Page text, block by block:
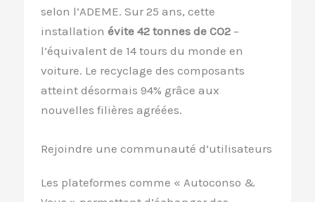
selon l’ADEME. Sur 25 ans, cette
installation évite 42 tonnes de CO2 –
l’équivalent de 14 tours du monde en
voiture. Le recyclage des composants
atteint désormais 94% grâce aux
nouvelles filières agréées.
Rejoindre une communauté d’utilisateurs
Les plateformes comme « Autoconso &